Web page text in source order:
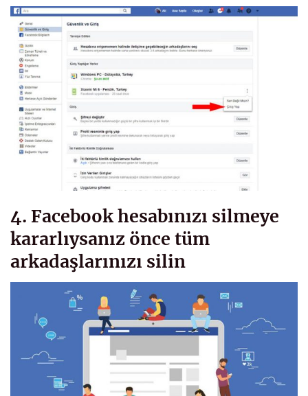
4. Facebook hesabınızı silmeye
kararlıysanız önce tüm
arkadaşlarınızı silin